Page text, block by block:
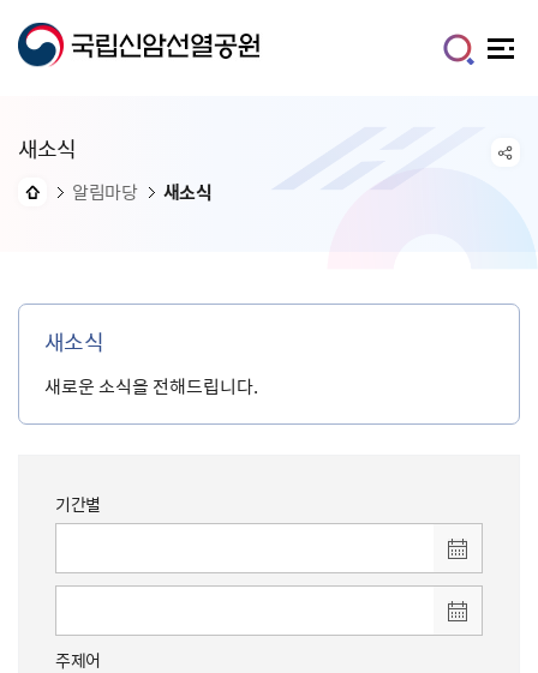
새소식
알림마당 새소식
새소식
새로운 소식을 전해드립니다.
기간별
주제어